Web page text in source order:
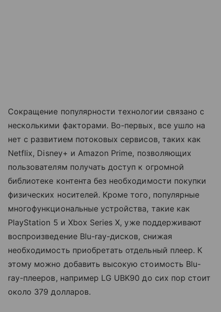
Сокращение популярности технологии связано с
несколькими факторами. Во-первых, все ушло на
нет с развитием потоковых сервисов, таких как
Netflix, Disney+ и Amazon Prime, позволяющих
пользователям получать доступ к огромной
библиотеке контента без необходимости покупки
физических носителей. Кроме того, популярные
многофункциональные устройства, такие как
PlayStation 5 и Xbox Series X, уже поддерживают
воспроизведение Blu-ray-дисков, снижая
необходимость приобретать отдельный плеер. К
этому можно добавить высокую стоимость Blu-
ray-плееров, например LG UBK90 до сих пор стоит
около 379 долларов.